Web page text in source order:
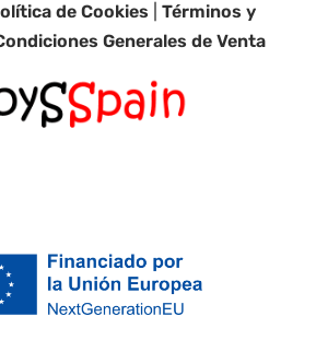
de Cookies |Términos y
Generales de Venta